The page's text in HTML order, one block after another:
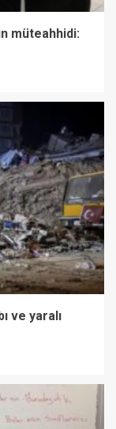
müteahhidi:
ve yaralı